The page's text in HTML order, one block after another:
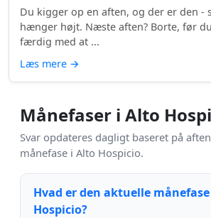
Du kigger op en aften, og der er den -
hænger højt. Næste aften? Borte, før
færdig med at ...
Læs mere →
Månefaser i Alto
Svar opdateres dagligt baseret på
månefase i Alto Hospicio.
Hvad er den aktuelle
Hospicio?